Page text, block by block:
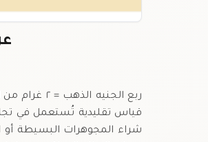
قياس تقليدية تُستعمل في
شراء المجوهرات البسيطة أو